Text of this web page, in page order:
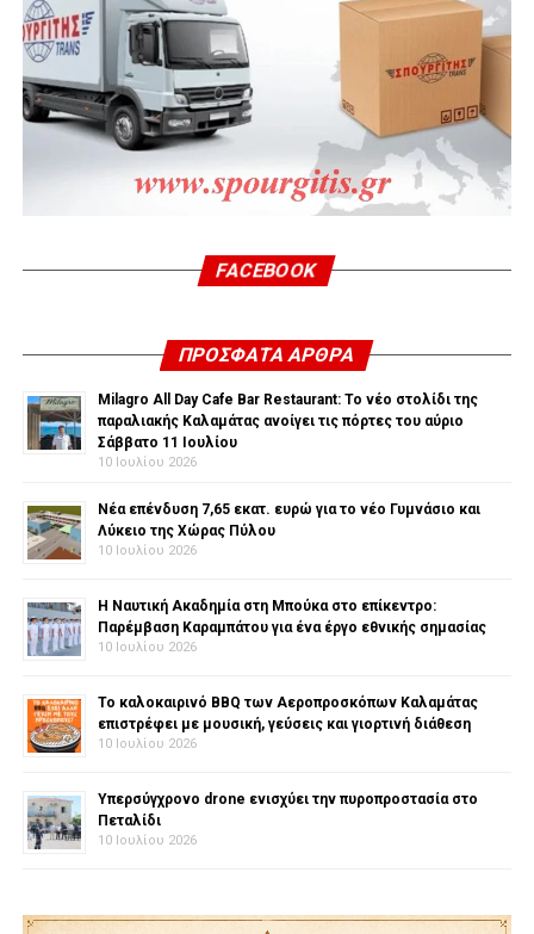
FACEBOOK
ΠΡΌΣΦΑΤΑ ΆΡΘΡΑ
Milagro All Day Cafe Bar Restaurant: Το νέο στολίδι της
παραλιακής Καλαμάτας ανοίγει τις πόρτες του αύριο
Σάββατο 11 Ιουλίου
10 Ιουλίου 2026
Νέα επένδυση 7,65 εκατ. ευρώ για το νέο Γυμνάσιο και
Λύκειο της Χώρας Πύλου
10 Ιουλίου 2026
Η Ναυτική Ακαδημία στη Μπούκα στο επίκεντρο:
Παρέμβαση Καραμπάτου για ένα έργο εθνικής σημασίας
10 Ιουλίου 2026
Το καλοκαιρινό BBQ των Αεροπροσκόπων Καλαμάτας
επιστρέφει με μουσική, γεύσεις και γιορτινή διάθεση
10 Ιουλίου 2026
Υπερσύγχρονο drone ενισχύει την πυροπροστασία στο
Πεταλίδι
10 Ιουλίου 2026